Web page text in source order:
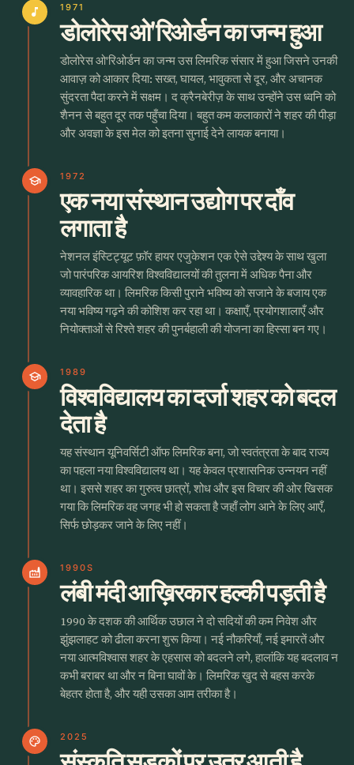
music_note 1971
डोलोरेस ओ'रिओर्डन का जन्म हुआ
डोलोरेस ओ'रिओर्डन का जन्म उस लिमरिक संसार में हुआ जिसने उनकी
आवाज़ को आकार दिया: सख्त, घायल, भावुकता से दूर, और अचानक
सुंदरता पैदा करने में सक्षम। द क्रैनबेरीज़ के साथ उन्होंने उस ध्वनि को
शैनन से बहुत दूर तक पहुँचा दिया। बहुत कम कलाकारों ने शहर की पीड़ा
और अवज्ञा के इस मेल को इतना सुनाई देने लायक बनाया।
school 1972
एक नया संस्थान उद्योग पर दाँव
लगाता है
नेशनल इंस्टिट्यूट फ़ॉर हायर एजुकेशन एक ऐसे उद्देश्य के साथ खुला
जो पारंपरिक आयरिश विश्वविद्यालयों की तुलना में अधिक पैना और
व्यावहारिक था। लिमरिक किसी पुराने भविष्य को सजाने के बजाय एक
नया भविष्य गढ़ने की कोशिश कर रहा था। कक्षाएँ, प्रयोगशालाएँ और
नियोक्ताओं से रिश्ते शहर की पुनर्बहाली की योजना का हिस्सा बन गए।
school 1989
विश्वविद्यालय का दर्जा शहर को बदल
देता है
यह संस्थान यूनिवर्सिटी ऑफ लिमरिक बना, जो स्वतंत्रता के बाद राज्य
का पहला नया विश्वविद्यालय था। यह केवल प्रशासनिक उन्नयन नहीं
था। इससे शहर का गुरुत्व छात्रों, शोध और इस विचार की ओर खिसक
गया कि लिमरिक वह जगह भी हो सकता है जहाँ लोग आने के लिए आएँ,
सिर्फ छोड़कर जाने के लिए नहीं।
factory 1990S
लंबी मंदी आख़िरकार हल्की पड़ती है
1990 के दशक की आर्थिक उछाल ने दो सदियों की कम निवेश और
झुंझलाहट को ढीला करना शुरू किया। नई नौकरियाँ, नई इमारतें और
नया आत्मविश्वास शहर के एहसास को बदलने लगे, हालांकि यह बदलाव न
कभी बराबर था और न बिना घावों के। लिमरिक खुद से बहस करके
बेहतर होता है, और यही उसका आम तरीका है।
palette 2025